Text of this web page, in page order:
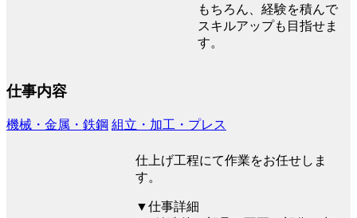
もちろん、経験を積んで
スキルアップも目指せま
す。
仕事内容
機械・金属・鉄鋼 組立・加工・プレス
仕上げ工程にて作業をお任せしま
す。
▼仕事詳細